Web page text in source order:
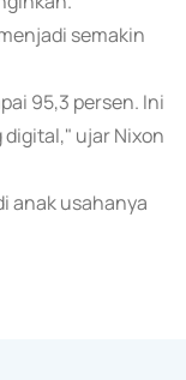
semakin
95,3 persen. Ini
ujar Nixon
anak usahanya